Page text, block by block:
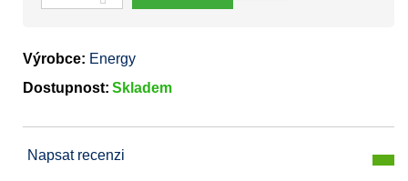
Výrobce: Energy
Dostupnost: Skladem
Napsat recenzi